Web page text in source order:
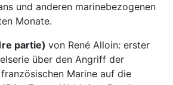
und anderen marinebezogenen
Monate.
partie) von René Alloin: erster
über den Angriff der
Marine auf die